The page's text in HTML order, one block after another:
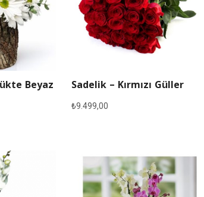
Beyaz
Sadelik – Kırmızı Güller
₺9.499,00